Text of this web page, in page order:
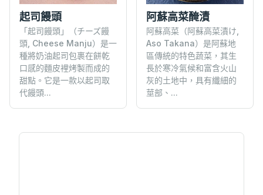
起司饅頭
「起司饅頭」（チーズ饅
頭, Cheese Manju）是一
種將奶油起司包裹在餅乾
口感的麵皮裡烤製而成的
甜點。它是一款以起司取
代饅頭...
阿蘇高菜醃漬
阿蘇高菜（阿蘇高菜漬け,
Aso Takana）是阿蘇地
區傳統的特色蔬菜，其生
長於寒冷氣候和富含火山
灰的土地中，具有纖細的
莖部、...